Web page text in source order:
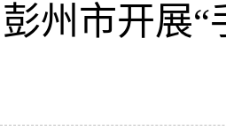
彭州市开展